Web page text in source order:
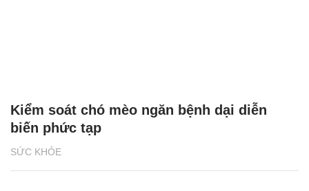
SỨC KHỎE
Kiểm soát chó mèo ngăn bệnh dại diễn
biến phức tạp